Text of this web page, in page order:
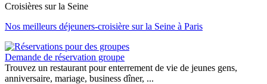
Croisières sur la Seine
Nos meilleurs déjeuners-croisière sur la Seine à Paris
Demande de réservation groupe
Trouvez un restaurant pour enterrement de vie de jeunes gens,
anniversaire, mariage, business dîner, ...